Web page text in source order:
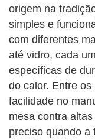
origem na
simples e
com diferentes
até vidro, cada
específicas de
do calor. Entre
facilidade no
mesa contra
preciso quando a